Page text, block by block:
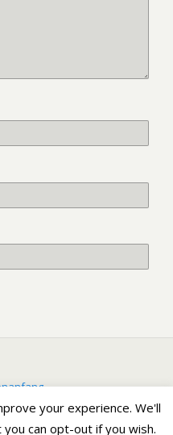
Desktop
your experience. We'll
can opt-out if you wish.